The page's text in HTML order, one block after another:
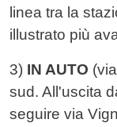
linea tra la
illustrato più
3) IN AUTO
sud. All'uscita
seguire via